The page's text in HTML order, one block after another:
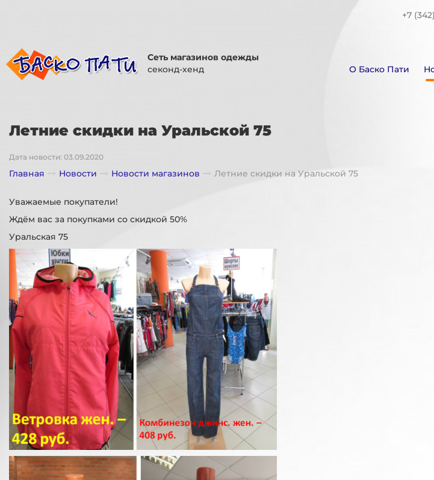
+7 (342)
Сеть магазинов одежды
секонд-хенд
О Баско Пати
Летние скидки на Уральской 75
Дата новости: 03.09.2020
Главная Новости Новости магазинов Летние скидки на Уральской 75
Уважаемые покупатели!
Ждём вас за покупками со скидкой 50%
Уральская 75